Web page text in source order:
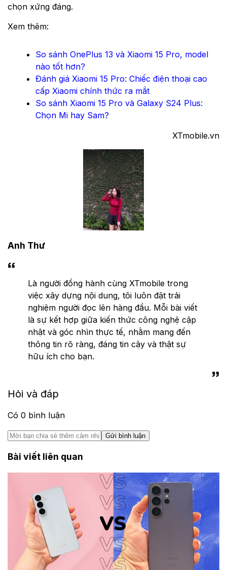
chọn xứng đáng.
Xem thêm:
So sánh OnePlus 13 và Xiaomi 15 Pro, model
nào tốt hơn?
Đánh giá Xiaomi 15 Pro: Chiếc điện thoại cao
cấp Xiaomi chính thức ra mắt
So sánh Xiaomi 15 Pro và Galaxy S24 Plus:
Chọn Mi hay Sam?
XTmobile.vn
Anh Thư
Là người đồng hành cùng XTmobile trong
việc xây dựng nội dung, tôi luôn đặt trải
nghiệm người đọc lên hàng đầu. Mỗi bài viết
là sự kết hợp giữa kiến thức công nghệ cập
nhật và góc nhìn thực tế, nhằm mang đến
thông tin rõ ràng, đáng tin cậy và thật sự
hữu ích cho bạn.
Hỏi và đáp
Có 0 bình luận
Gửi bình luận
Bài viết liên quan